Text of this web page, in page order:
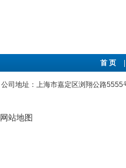
首 页
公司地址：上海市嘉定区浏翔公路
网站地图